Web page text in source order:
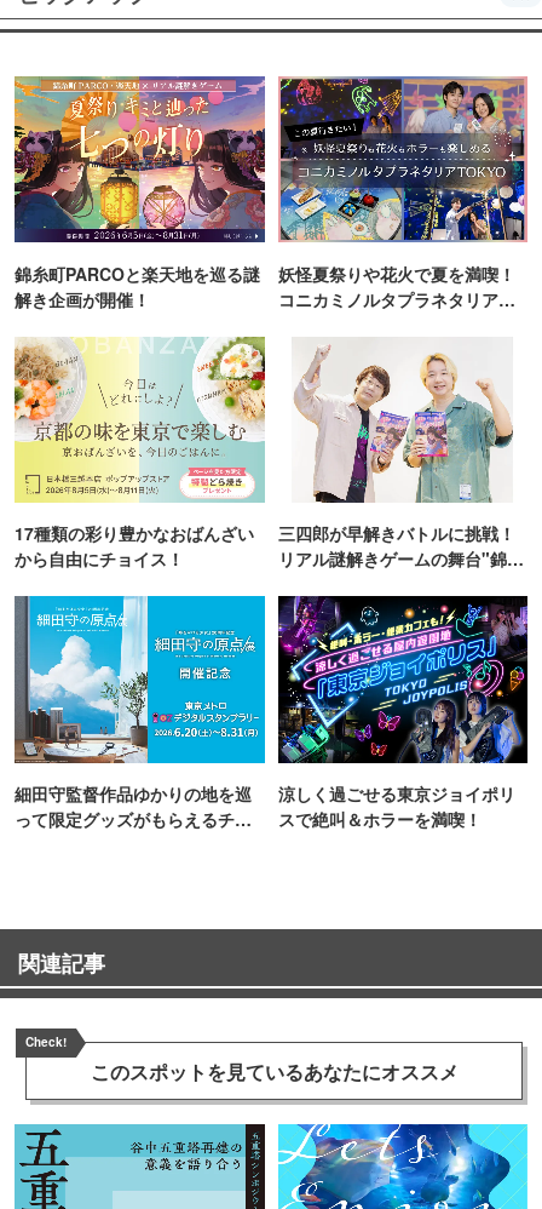
錦糸町PARCOと楽天地を巡る謎
解き企画が開催！
妖怪夏祭りや花火で夏を満喫！
コニカミノルタプラネタリア
17種類の彩り豊かなおばんざい
から自由にチョイス！
三四郎が早解きバトルに挑戦！
リアル謎解きゲームの舞台"錦糸
細田守監督作品ゆかりの地を巡
って限定グッズがもらえるチャ
涼しく過ごせる東京ジョイポリ
スで絶叫＆ホラーを満喫！
関連記事
Check!
このスポットを見ているあなたにオススメ